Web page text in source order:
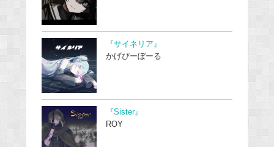
『サイネリア』
かげぴーぼーる
『Sister』
ROY